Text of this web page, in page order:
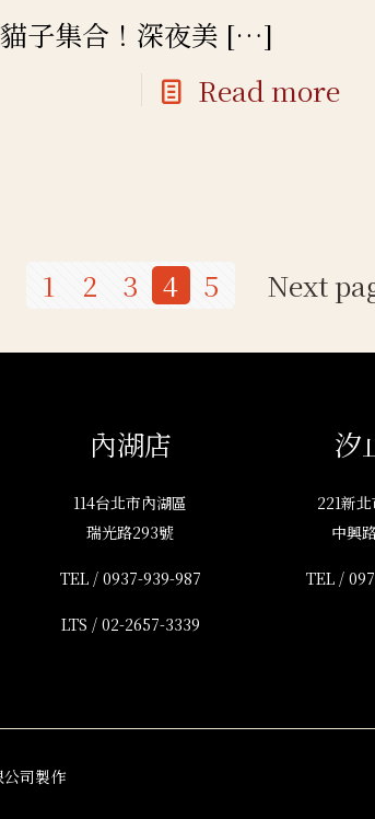
子集合！深夜美 […]
Read more
1 2 3 4 5 Next
內湖店
114台北市內湖區
瑞光路293號
TEL / 0937-939-987
LTS / 02-2657-3339
汐
221新
中興
TEL /
司製作